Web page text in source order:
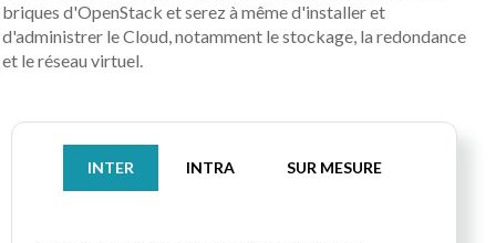
briques d'OpenStack et serez à même d'installer et
d'administrer le Cloud, notamment le stockage, la redondance
et le réseau virtuel.
INTER INTRA SUR MESURE